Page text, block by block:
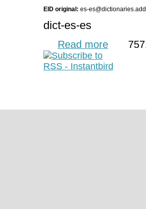
EID original: es-
dict-es-es
Read more about